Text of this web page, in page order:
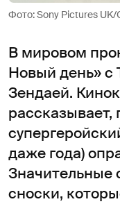
Фото: Sony Pictures
В мировом
Новый день» с
Зендаей.
даже года)
Значительные
сноски,